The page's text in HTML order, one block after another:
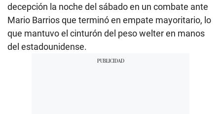
decepción la noche del sábado en un combate ante
Mario Barrios que terminó en empate mayoritario, lo
que mantuvo el cinturón del peso welter en manos
del estadounidense.